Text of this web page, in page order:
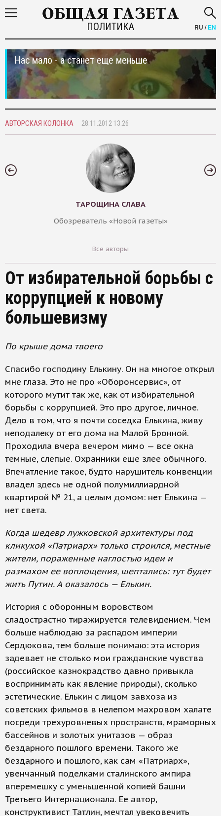
ПОЛИТИКА RU /EN
Нас мало - а станет еще меньше
АВТОРСКАЯ КОЛОНКА 28.11.2012 13:26
ТАРОЩИНА СЛАВА
Обозреватель «Новой газеты»
Все авторы
От избирательной борьбы с
коррупцией к новому
большевизму
По крыше дома твоего
Спасибо господину Елькину. Он на многое открыл
мне глаза. Это не про «Оборонсервис», от
которого мутит так же, как от избирательной
борьбы с коррупцией. Это про другое, личное.
Дело в том, что я почти соседка Елькина, живу
неподалеку от его дома на Малой Бронной.
Проходила вчера вечером мимо — все окна
темные, слепые. Охранники еще злее обычного.
Впечатление такое, будто нарушитель конвенции
владел здесь не одной полумиллиардной
квартирой № 21, а целым домом: нет Елькина —
нет света.
Когда шедевр лужковской архитектуры под
кликухой «Патриарх» только строился, местные
жители, пораженные наглостью идеи и
размахом ее воплощения, шептались: тут будет
жить Путин. А оказалось — Елькин.
История с оборонным воровством
сладострастно тиражируется телевидением. Чем
больше наблюдаю за распадом империи
Сердюкова, тем больше понимаю: эта история
задевает не столько мои гражданские чувства
(российское казнокрадство давно привыкла
воспринимать как явление природы), сколько
эстетические. Елькин с лицом завхоза из
советских фильмов в нелепом махровом халате
посреди трехуровневых пространств, мраморных
бассейнов и золотых унитазов — образ
бездарного пошлого времени. Такого же
бездарного и пошлого, как сам «Патриарх»,
увенчанный поделками сталинского ампира
вперемешку с уменьшенной копией башни
Третьего Интернационала. Ее автор,
конструктивист Татлин, мечтал увековечить